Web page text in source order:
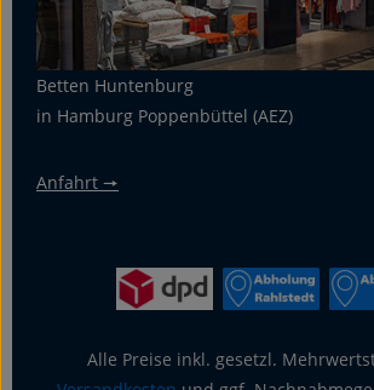
Betten Huntenburg
in Hamburg Poppenbüttel (AEZ)
Anfahrt 🠖
Alle Preise inkl. gesetzl.